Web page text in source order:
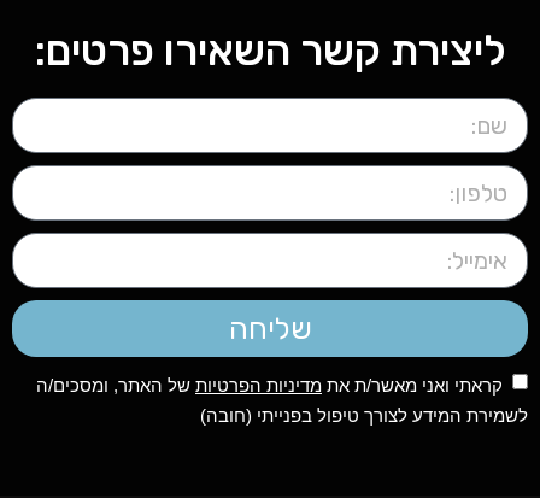
ליצירת קשר השאירו פרטים:
שליחה
קראתי ואני מאשר/ת את מדיניות הפרטיות של האתר, ומסכים/ה
לשמירת המידע לצורך טיפול בפנייתי (חובה)